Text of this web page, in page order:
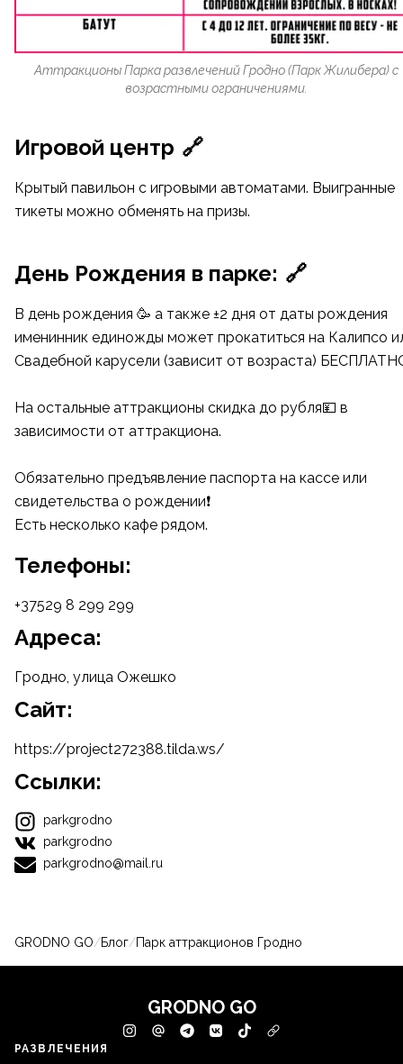
Аттракционы Парка развлечений Гродно (Парк Жилибера) с
возрастными ограничениями.
Игровой центр 🔗
Крытый павильон с игровыми автоматами. Выигранные
тикеты можно обменять на призы.
День Рождения в парке: 🔗
В день рождения 🥳 а также ±2 дня от даты рождения
именинник единожды может прокатиться на Калипсо
Свадебной карусели (зависит от возраста)
На остальные аттракционы скидка до рубля💴 в
зависимости от аттракциона.
Обязательно предъявление паспорта на кассе или
свидетельства о рождении❗️
Есть несколько кафе рядом.
Телефоны:
+37529 8 299 299
Адреса:
Гродно, улица Ожешко
Cайт:
https://project272388.tilda.ws/
Ссылки:
parkgrodno
parkgrodno
parkgrodno@mail.ru
GRODNO GO/Блог/Парк аттракционов Гродно
GRODNO GO
РАЗВЛЕЧЕНИЯ